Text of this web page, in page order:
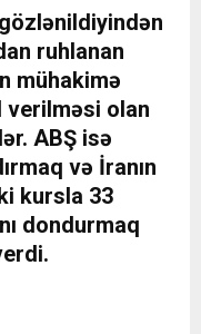
ruhlanan
mühakimə
verilməsi olan
ABŞ isə
və İranın
kursla 33
dondurmaq